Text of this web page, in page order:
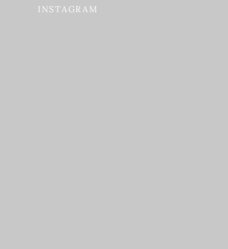
INSTAGRAM